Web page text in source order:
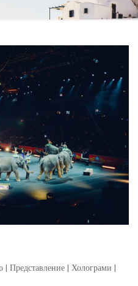
| Представление | Холограми |